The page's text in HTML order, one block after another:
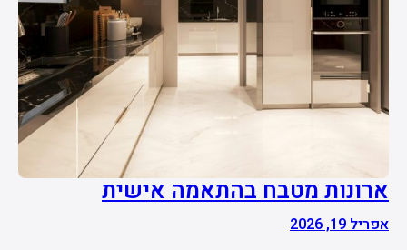
ארונות מטבח בהתאמה אישית
אפריל 19, 2026